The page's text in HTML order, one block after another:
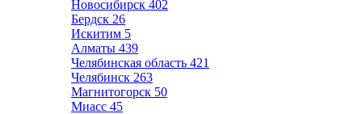
Новосибирск 402
Бердск 26
Искитим 5
Алматы 439
Челябинская область 421
Челябинск 263
Магнитогорск 50
Миасс 45